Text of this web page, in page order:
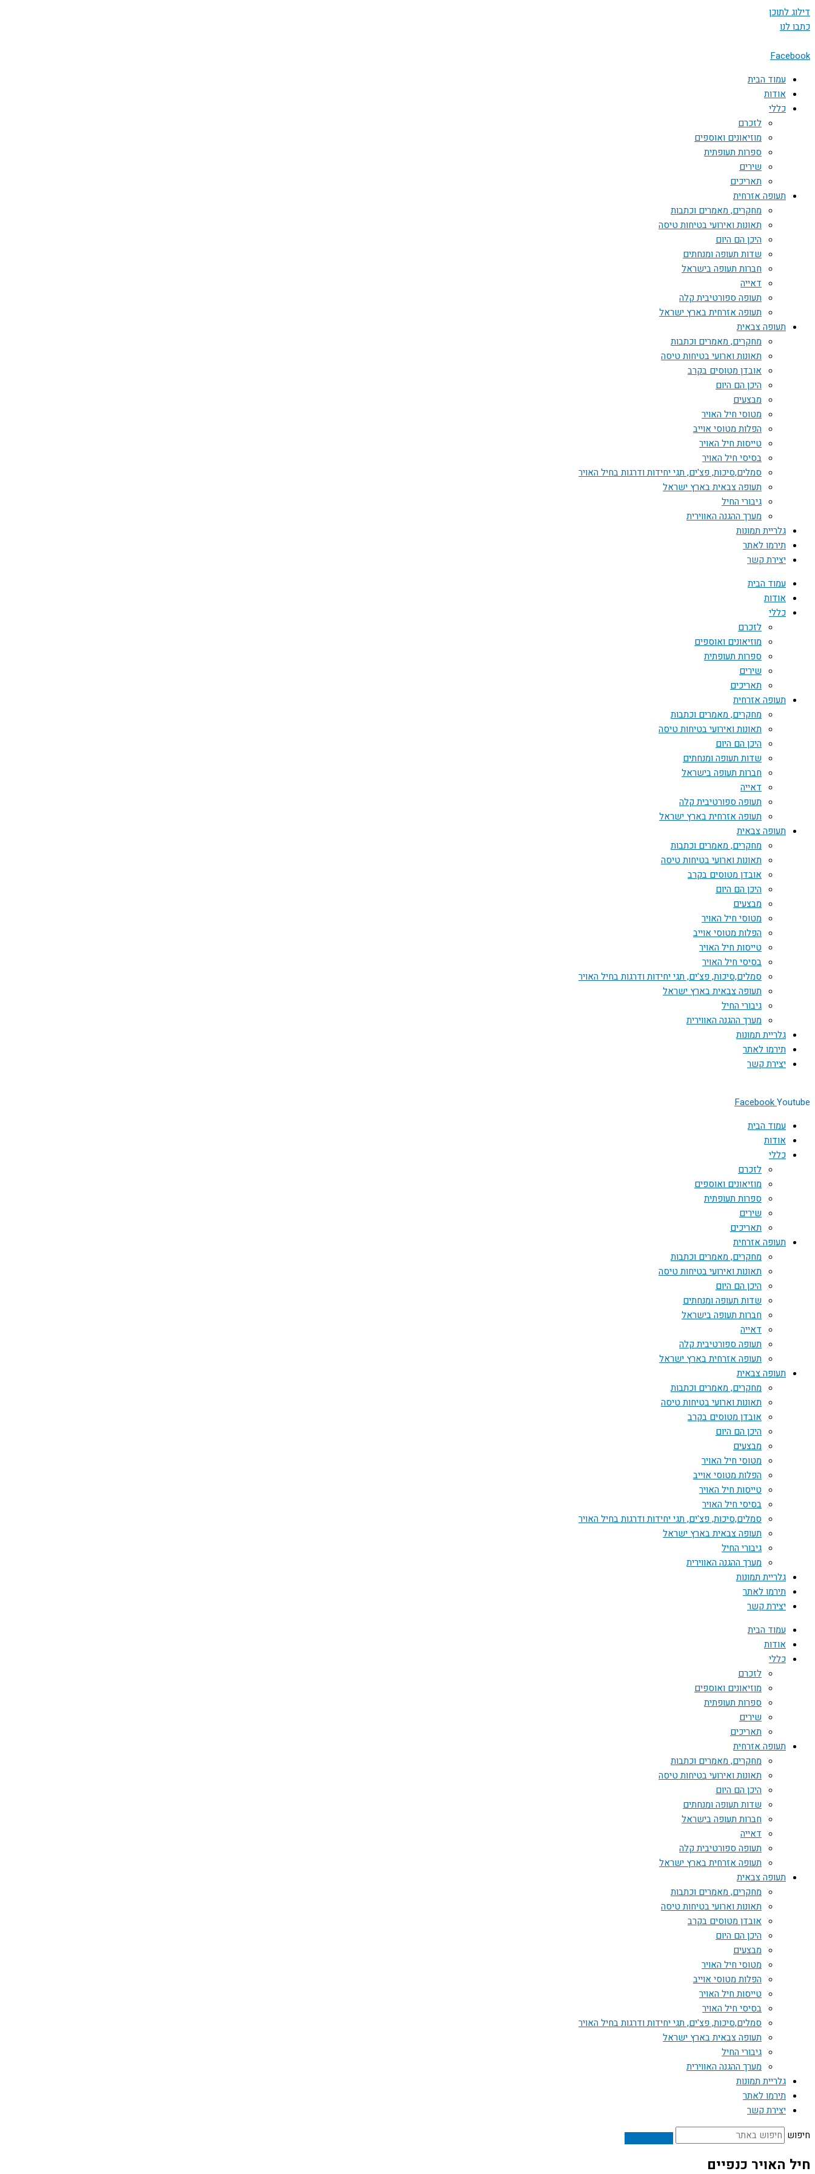
דילוג לתוכן
כתבו לנו
Facebook
עמוד הבית
אודות
כללי
לזכרם
מוזיאונים ואוספים
ספרות תעופתית
שירים
תאריכים
תעופה אזרחית
מחקרים, מאמרים וכתבות
תאונות ואירועי בטיחות טיסה
היכן הם היום
שדות תעופה ומנחתים
חברות תעופה בישראל
דאייה
תעופה ספורטיבית קלה
תעופה אזרחית בארץ ישראל
תעופה צבאית
מחקרים, מאמרים וכתבות
תאונות וארועי בטיחות טיסה
אובדן מטוסים בקרב
היכן הם היום
מבצעים
מטוסי חיל האויר
הפלות מטוסי אוייב
טייסות חיל האויר
בסיסי חיל האויר
סמלים,סיכות, פצ'ים, תגי יחידות ודרגות בחיל האויר
תעופה צבאית בארץ ישראל
גיבורי החיל
מערך ההגנה האווירית
גלריית תמונות
תירמו לאתר
יצירת קשר
עמוד הבית
אודות
כללי
לזכרם
מוזיאונים ואוספים
ספרות תעופתית
שירים
תאריכים
תעופה אזרחית
מחקרים, מאמרים וכתבות
תאונות ואירועי בטיחות טיסה
היכן הם היום
שדות תעופה ומנחתים
חברות תעופה בישראל
דאייה
תעופה ספורטיבית קלה
תעופה אזרחית בארץ ישראל
תעופה צבאית
מחקרים, מאמרים וכתבות
תאונות וארועי בטיחות טיסה
אובדן מטוסים בקרב
היכן הם היום
מבצעים
מטוסי חיל האויר
הפלות מטוסי אוייב
טייסות חיל האויר
בסיסי חיל האויר
סמלים,סיכות, פצ'ים, תגי יחידות ודרגות בחיל האויר
תעופה צבאית בארץ ישראל
גיבורי החיל
מערך ההגנה האווירית
גלריית תמונות
תירמו לאתר
יצירת קשר
FacebookYoutube
עמוד הבית
אודות
כללי
לזכרם
מוזיאונים ואוספים
ספרות תעופתית
שירים
תאריכים
תעופה אזרחית
מחקרים, מאמרים וכתבות
תאונות ואירועי בטיחות טיסה
היכן הם היום
שדות תעופה ומנחתים
חברות תעופה בישראל
דאייה
תעופה ספורטיבית קלה
תעופה אזרחית בארץ ישראל
תעופה צבאית
מחקרים, מאמרים וכתבות
תאונות וארועי בטיחות טיסה
אובדן מטוסים בקרב
היכן הם היום
מבצעים
מטוסי חיל האויר
הפלות מטוסי אוייב
טייסות חיל האויר
בסיסי חיל האויר
סמלים,סיכות, פצ'ים, תגי יחידות ודרגות בחיל האויר
תעופה צבאית בארץ ישראל
גיבורי החיל
מערך ההגנה האווירית
גלריית תמונות
תירמו לאתר
יצירת קשר
עמוד הבית
אודות
כללי
לזכרם
מוזיאונים ואוספים
ספרות תעופתית
שירים
תאריכים
תעופה אזרחית
מחקרים, מאמרים וכתבות
תאונות ואירועי בטיחות טיסה
היכן הם היום
שדות תעופה ומנחתים
חברות תעופה בישראל
דאייה
תעופה ספורטיבית קלה
תעופה אזרחית בארץ ישראל
תעופה צבאית
מחקרים, מאמרים וכתבות
תאונות וארועי בטיחות טיסה
אובדן מטוסים בקרב
היכן הם היום
מבצעים
מטוסי חיל האויר
הפלות מטוסי אוייב
טייסות חיל האויר
בסיסי חיל האויר
סמלים,סיכות, פצ'ים, תגי יחידות ודרגות בחיל האויר
תעופה צבאית בארץ ישראל
גיבורי החיל
מערך ההגנה האווירית
גלריית תמונות
תירמו לאתר
יצירת קשר
חיפוש
חיל האויר כנפיים